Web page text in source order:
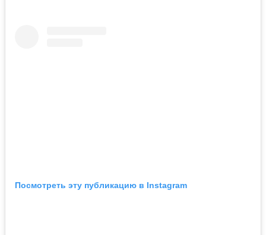
Посмотреть эту публикацию в Instagram